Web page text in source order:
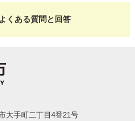
よくある質問と回答
大手町二丁目4番21号